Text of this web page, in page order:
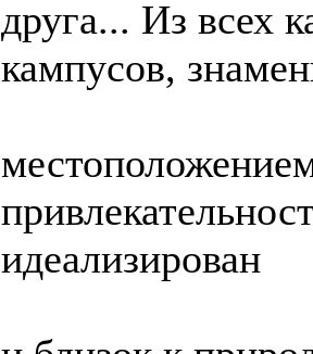
друга... Из всех
кампусов,
идеализирован